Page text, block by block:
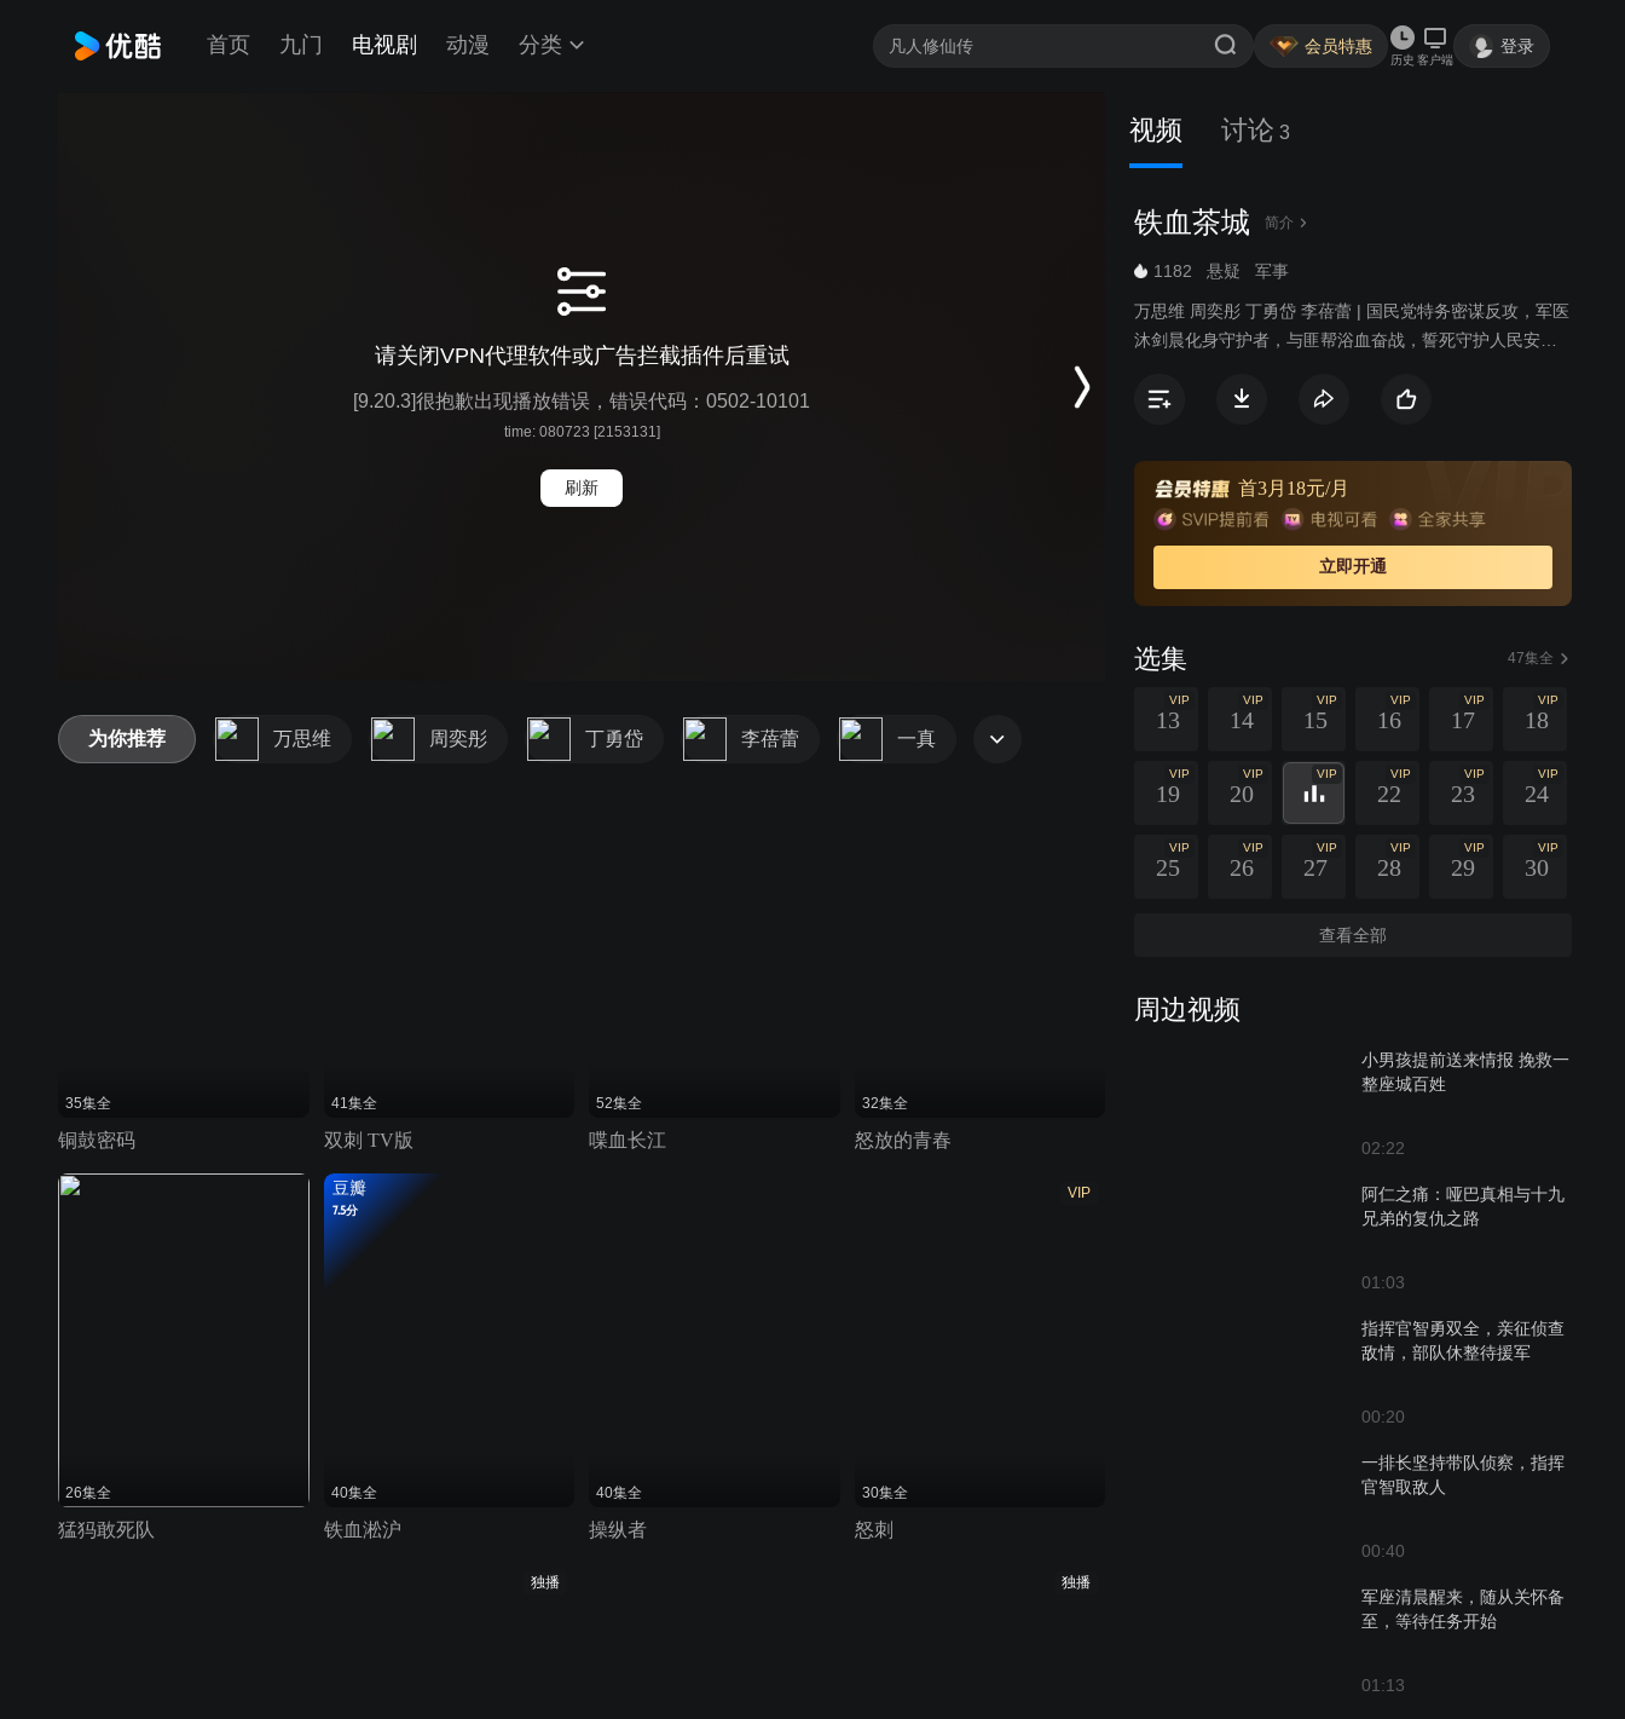
首页 九门 电视剧 动漫 分类 会员特惠
历史 客户端
登录
请关闭VPN代理软件或广告拦截插件后重试
[9.20.3]很抱歉出现播放错误，错误代码：0502-10101
time: 080723 [2153131]
刷新
视频 讨论 3
铁血茶城 简介
1182 悬疑 军事
万思维 周奕彤 丁勇岱 李蓓蕾 | 国民党特务密谋反攻，军医
沐剑晨化身守护者，与匪帮浴血奋战，誓死守护人民安
首3月18元/月
立即开通
选集 47集全
VIP
13
VIP
14
VIP
15
VIP
16
VIP
17
VIP
18
VIP
19
VIP
20
VIP VIP
22
VIP
23
VIP
24
VIP
25
VIP
26
VIP
27
VIP
28
VIP
29
VIP
30
查看全部
周边视频
小男孩提前送来情报 挽救一
整座城百姓
02:22
阿仁之痛：哑巴真相与十九
兄弟的复仇之路
01:03
指挥官智勇双全，亲征侦查
敌情，部队休整待援军
00:20
一排长坚持带队侦察，指挥
官智取敌人
00:40
军座清晨醒来，随从关怀备
至，等待任务开始
01:13
为你推荐 万思维 周奕彤 丁勇岱 李蓓蕾 一真
35集全
铜鼓密码
41集全
双刺 TV版
52集全
喋血长江
32集全
怒放的青春
26集全
猛犸敢死队
豆瓣
7.5分
40集全
铁血淞沪
40集全
操纵者
VIP
30集全
怒刺
独播 独播